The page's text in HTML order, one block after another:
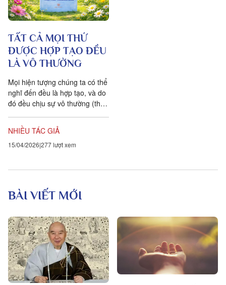
TẤT CẢ MỌI THỨ
ĐƯỢC HỢP TẠO ĐỀU
LÀ VÔ THƯỜNG
Mọi hiện tượng chúng ta có thể
nghĩ đến đều là hợp tạo, và do
đó đều chịu sự vô thường (thay
thường,...
NHIỀU TÁC GIẢ
15/04/2026 277 lượt xem
BÀI VIẾT MỚI